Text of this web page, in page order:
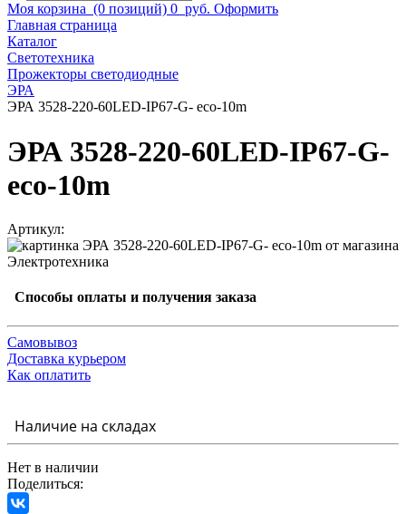
Моя корзина (0 позиций) 0 руб. Оформить
Главная страница
Каталог
Светотехника
Прожекторы светодиодные
ЭРА
ЭРА 3528-220-60LED-IP67-G- eco-10m
ЭРА 3528-220-60LED-IP67-G-
eco-10m
Артикул:
Способы оплаты и получения заказа
Самовывоз
Доставка курьером
Как оплатить
Наличие на складах
Нет в наличии
Поделиться: